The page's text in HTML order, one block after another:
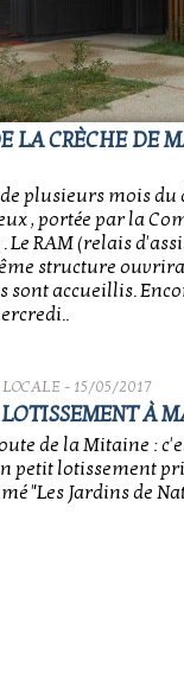
LA CRÈCHE DE
plusieurs mois du
, portée par la
Le RAM (relais
structure
sont accueillis.
- 15/05/2017
À
de la Mitaine :
petit lotissement
"Les Jardins de